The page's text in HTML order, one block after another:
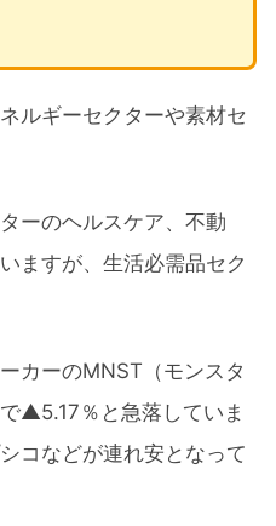
ルギーセクターや素材セ
ーのヘルスケア、不動
ますが、生活必需品セク
カーのMNST（モンスタ
▲5.17％と急落していま
コなどが連れ安となって